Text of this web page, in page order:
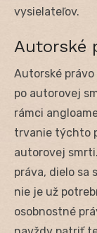
vysielateľov.
Autorské
Autorské
po autorovej
rámci
trvanie týchto
autorovej
práva, dielo sa
nie je už
osobnostné